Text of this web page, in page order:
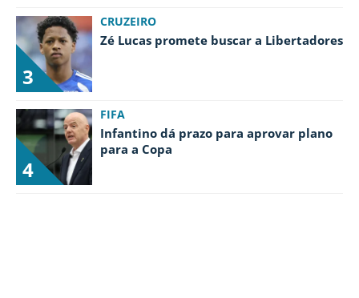
3
CRUZEIRO
Zé Lucas promete buscar a Libertadores
4
FIFA
Infantino dá prazo para aprovar plano
para a Copa